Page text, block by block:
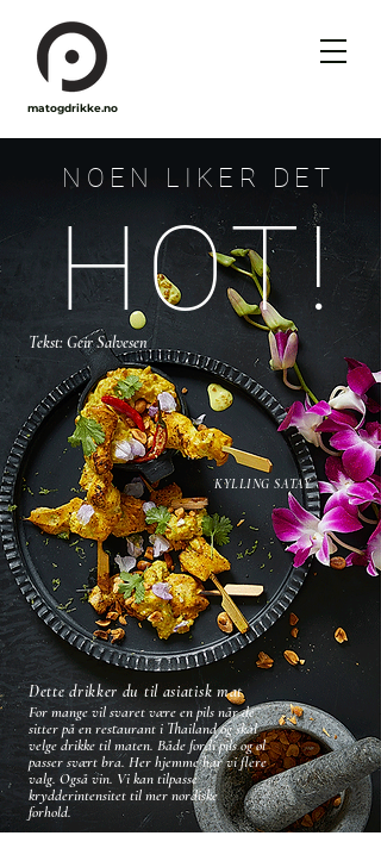
matogdrikke.no
For mange vil svaret være en pils når de
sitter på en restaurant i Thailand og skal
velge drikke til maten. Både fordi pils og øl
passer svært bra. Her hjemme har vi flere
valg. Også vin. Vi kan tilpasse
krydderintensitet til mer nordiske
forhold.
NOEN LIKER DET
HOT!
Tekst: Geir Salvesen
KYLLING SATAY
Dette drikker du til asiatisk mat